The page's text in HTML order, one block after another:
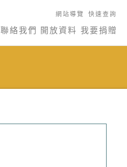
網站導覽 快速查詢
聯絡我們 開放資料 我要捐贈